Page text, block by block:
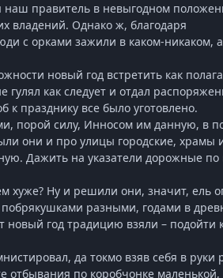
наш правитель в невыгодном
владений. Однако ж, благодаря
с орками зажили в каком-никаком, а
новый год встретить как
как следует и отдал
празднику все было уготовлено.
порой силу, Инносом им данную, в
они и про улицы городские, храмы
Дажить на указатели дорожные по
хуже? Ну и решили они, значит, ель
побрякушками разными, годами в
новый год традицию взяли – подойти
да токмо взяв себя в руки
отбывания по коробчонке маленькой,